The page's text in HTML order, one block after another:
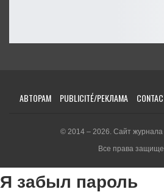
АВТОРАМ PUBLICITÉ/РЕКЛАМА
© 2014 – 2026. Сайт журнала
Все права
Я забыл пароль